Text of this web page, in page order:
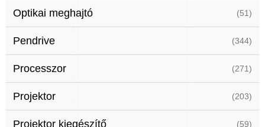
Optikai meghajtó (51)
Pendrive (344)
Processzor (271)
Projektor (203)
Projektor kiegészítő (59)